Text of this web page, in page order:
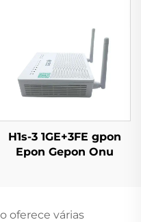
H1s-3 1GE+3FE gpon
Epon Gepon Onu
oferece várias